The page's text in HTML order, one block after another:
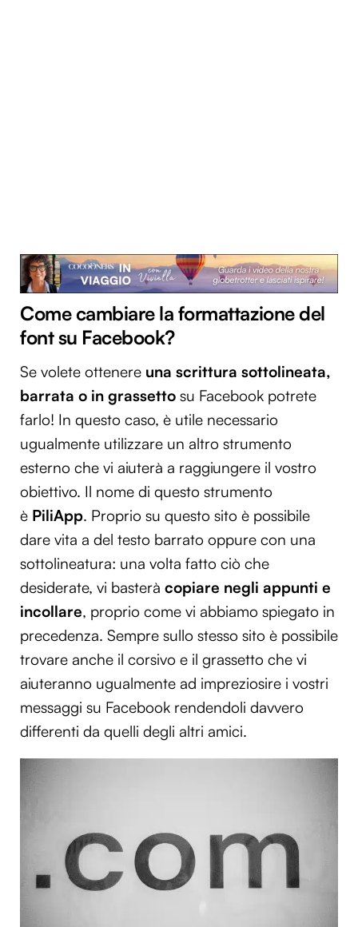
Come cambiare la formattazione del
font su Facebook?
Se volete ottenere una scrittura sottolineata,
barrata o in grassetto su Facebook potrete
farlo! In questo caso, è utile necessario
ugualmente utilizzare un altro strumento
esterno che vi aiuterà a raggiungere il vostro
obiettivo. Il nome di questo strumento
è PiliApp. Proprio su questo sito è possibile
dare vita a del testo barrato oppure con una
sottolineatura: una volta fatto ciò che
desiderate, vi basterà copiare negli appunti e
incollare, proprio come vi abbiamo spiegato in
precedenza. Sempre sullo stesso sito è possibile
trovare anche il corsivo e il grassetto che vi
aiuteranno ugualmente ad impreziosire i vostri
messaggi su Facebook rendendoli davvero
differenti da quelli degli altri amici.